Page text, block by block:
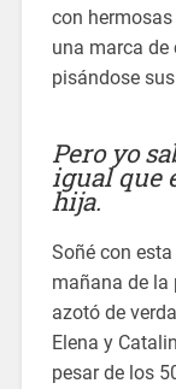
con
una marca de
pisándose
Pero yo
igual que
hija.
Soñé con
mañana de la
azotó de
Elena y
pesar de los